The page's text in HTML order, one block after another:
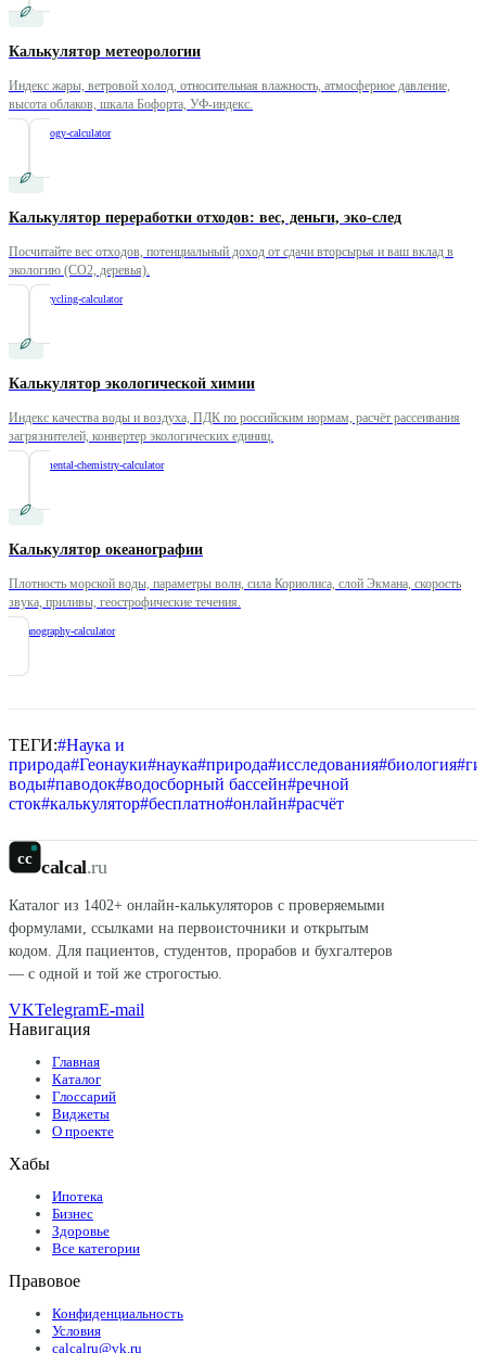
Калькулятор метеорологии
Индекс жары, ветровой холод, относительная влажность, атмосферное давление,
высота облаков, шкала Бофорта, УФ-индекс.
meteorology-calculator
Калькулятор переработки отходов: вес, деньги, эко-след
Посчитайте вес отходов, потенциальный доход от сдачи вторсырья и ваш вклад в
экологию (CO2, деревья).
waste-recycling-calculator
Калькулятор экологической химии
Индекс качества воды и воздуха, ПДК по российским нормам, расчёт рассеивания
загрязнителей, конвертер экологических единиц.
environmental-chemistry-calculator
Калькулятор океанографии
Плотность морской воды, параметры волн, сила Кориолиса, слой Экмана, скорость
звука, приливы, геострофические течения.
oceanography-calculator
ТЕГИ:#Наука и
природа#Геонауки#наука#природа#исследования#биология#
воды#паводок#водосборный бассейн#речной
сток#калькулятор#бесплатно#онлайн#расчёт
cc calcal.ru
Каталог из 1402+ онлайн-калькуляторов с проверяемыми
формулами, ссылками на первоисточники и открытым
кодом. Для пациентов, студентов, прорабов и бухгалтеров
— с одной и той же строгостью.
VKTelegramE-mail
Навигация
Главная
Каталог
Глоссарий
Виджеты
О проекте
Хабы
Ипотека
Бизнес
Здоровье
Все категории
Правовое
Конфиденциальность
Условия
calcalru@vk.ru